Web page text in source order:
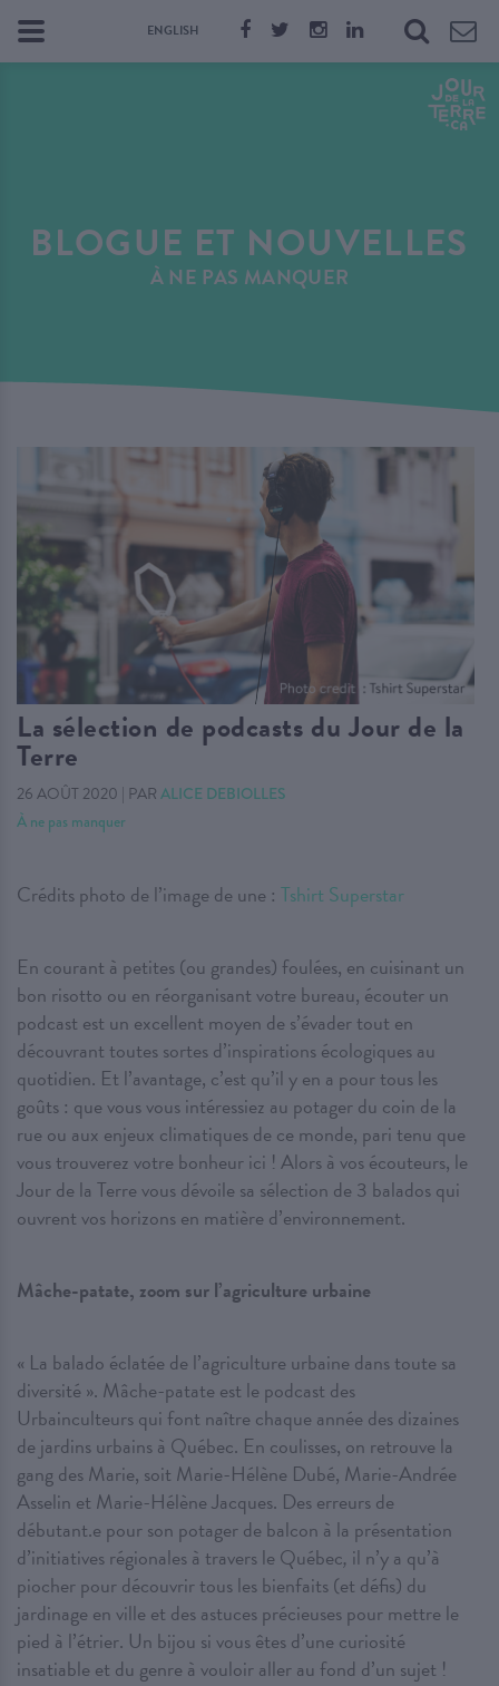
ENGLISH
BLOGUE ET NOUVELLES
À NE PAS MANQUER
La sélection de podcasts du Jour de la
Terre
26 AOÛT 2020 | PAR ALICE DEBIOLLES
À ne pas manquer
Crédits photo de l’image de une : Tshirt Superstar
En courant à petites (ou grandes) foulées, en cuisinant un
bon risotto ou en réorganisant votre bureau, écouter un
podcast est un excellent moyen de s’évader tout en
découvrant toutes sortes d’inspirations écologiques au
quotidien. Et l’avantage, c’est qu’il y en a pour tous les
goûts : que vous vous intéressiez au potager du coin de la
rue ou aux enjeux climatiques de ce monde, pari tenu que
vous trouverez votre bonheur ici ! Alors à vos écouteurs, le
Jour de la Terre vous dévoile sa sélection de 3 balados qui
ouvrent vos horizons en matière d’environnement.
Mâche-patate, zoom sur l’agriculture urbaine
« La balado éclatée de l’agriculture urbaine dans toute sa
diversité ». Mâche-patate est le podcast des
Urbainculteurs qui font naître chaque année des dizaines
de jardins urbains à Québec. En coulisses, on retrouve la
gang des Marie, soit Marie-Hélène Dubé, Marie-Andrée
Asselin et Marie-Hélène Jacques. Des erreurs de
débutant.e pour son potager de balcon à la présentation
d’initiatives régionales à travers le Québec, il n’y a qu’à
piocher pour découvrir tous les bienfaits (et défis) du
jardinage en ville et des astuces précieuses pour mettre le
pied à l’étrier. Un bijou si vous êtes d’une curiosité
insatiable et du genre à vouloir aller au fond d’un sujet !